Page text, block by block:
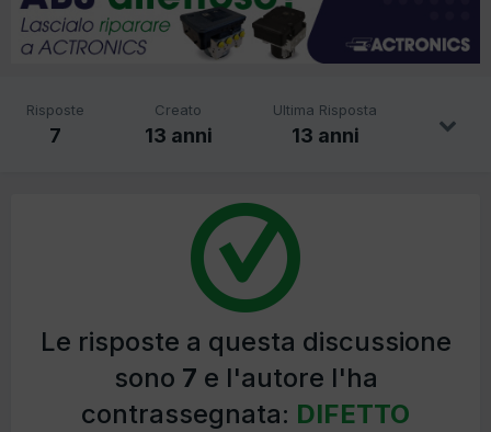
Risposte
7
Creato
13 anni
Ultima Risposta
13 anni
Le risposte a questa discussione
sono 7 e l'autore l'ha
contrassegnata: DIFETTO